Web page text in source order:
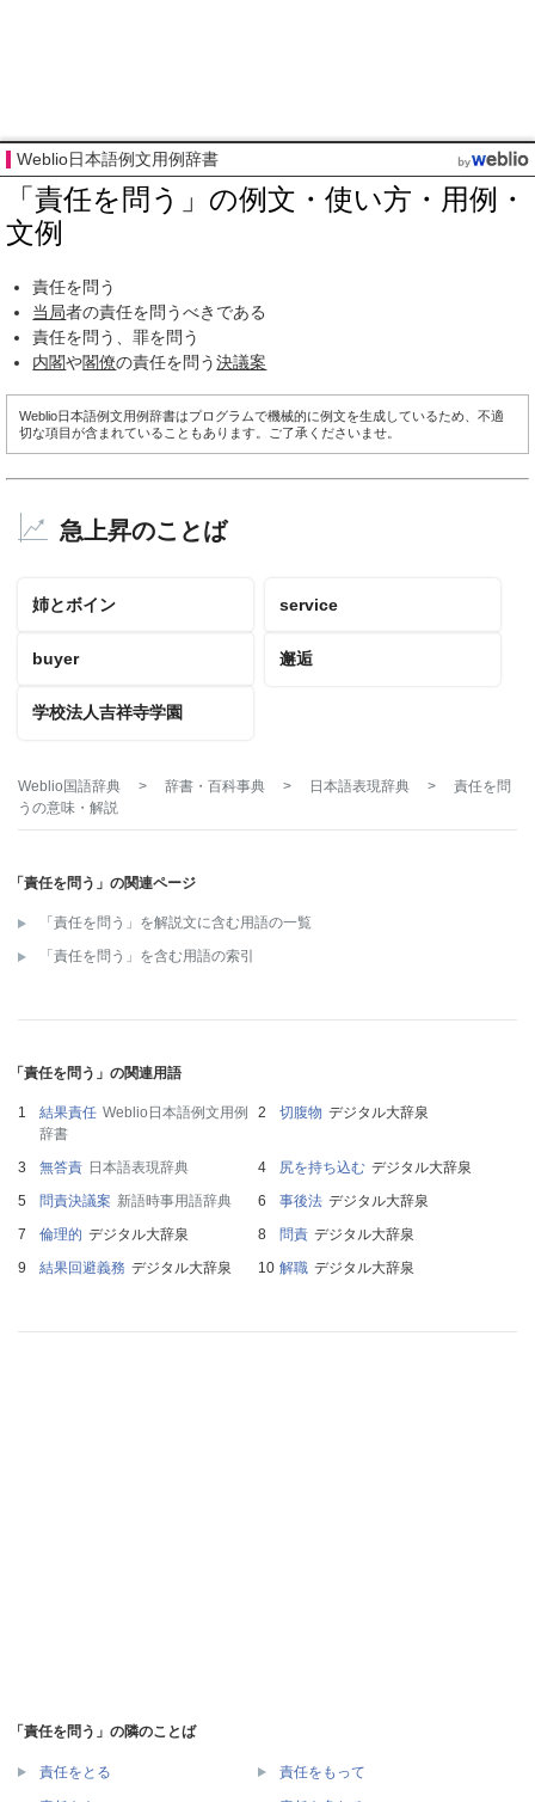
Weblio日本語例文用例辞書
「責任を問う」の例文・使い方・用例・
文例
責任を問う
当局者の責任を問うべきである
責任を問う、罪を問う
内閣や閣僚の責任を問う決議案
Weblio日本語例文用例辞書はプログラムで機械的に例文を生成しているため、不適
切な項目が含まれていることもあります。ご了承くださいませ。
急上昇のことば
姉とボイン service
buyer 邂逅
学校法人吉祥寺学園
Weblio国語辞典 > 辞書・百科事典 > 日本語表現辞典 >
責任を問
う の意味・解説
「責任を問う」の関連ページ
「責任を問う」を解説文に含む用語の一覧
「責任を問う」を含む用語の索引
「責任を問う」の関連用語
結果責任 Weblio日本語例文用例
辞書
切腹物 デジタル大辞泉
無答責 日本語表現辞典 尻を持ち込む デジタル大辞泉
問責決議案 新語時事用語辞典 事後法 デジタル大辞泉
倫理的 デジタル大辞泉 問責 デジタル大辞泉
結果回避義務 デジタル大辞泉 解職 デジタル大辞泉
「責任を問う」の隣のことば
責任をとる 責任をもって